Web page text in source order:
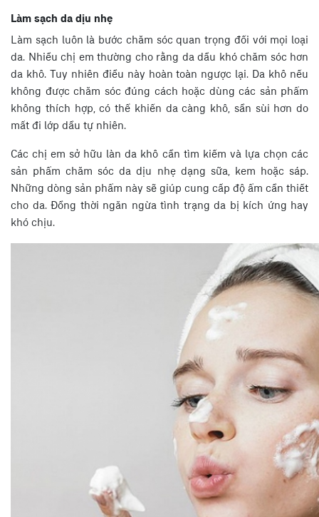
Làm sạch da dịu nhẹ
Làm sạch luôn là bước chăm sóc quan trọng đối với mọi loại
da. Nhiều chị em thường cho rằng da dầu khó chăm sóc hơn
da khô. Tuy nhiên điều này hoàn toàn ngược lại. Da khô nếu
không được chăm sóc đúng cách hoặc dùng các sản phẩm
không thích hợp, có thể khiến da càng khô, sần sùi hơn do
mất đi lớp dầu tự nhiên.
Các chị em sở hữu làn da khô cần tìm kiếm và lựa chọn các
sản phẩm chăm sóc da dịu nhẹ dạng sữa, kem hoặc sáp.
Những dòng sản phẩm này sẽ giúp cung cấp độ ẩm cần thiết
cho da. Đồng thời ngăn ngừa tình trạng da bị kích ứng hay
khó chịu.